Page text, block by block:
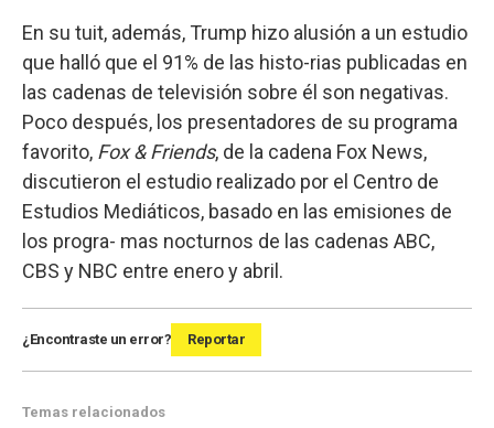
En su tuit, además, Trump hizo alusión a un estudio
que halló que el 91% de las histo-rias publicadas en
las cadenas de televisión sobre él son negativas.
Poco después, los presentadores de su programa
favorito, Fox & Friends, de la cadena Fox News,
discutieron el estudio realizado por el Centro de
Estudios Mediáticos, basado en las emisiones de
los progra- mas nocturnos de las cadenas ABC,
CBS y NBC entre enero y abril.
¿Encontraste un error? Reportar
Temas relacionados